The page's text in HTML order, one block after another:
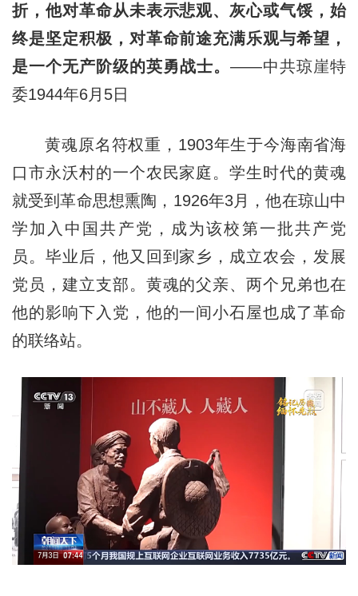
折，他对革命从未表示悲观、灰心或气馁，始
终是坚定积极，对革命前途充满乐观与希望，
是一个无产阶级的英勇战士。——中共琼崖特
委1944年6月5日
黄魂原名符权重，1903年生于今海南省海
口市永沃村的一个农民家庭。学生时代的黄魂
就受到革命思想熏陶，1926年3月，他在琼山中
学加入中国共产党，成为该校第一批共产党
员。毕业后，他又回到家乡，成立农会，发展
党员，建立支部。黄魂的父亲、两个兄弟也在
他的影响下入党，他的一间小石屋也成了革命
的联络站。